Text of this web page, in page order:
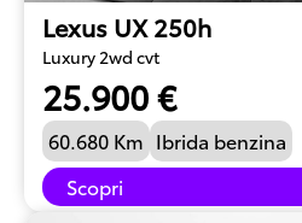
Lexus UX 250h
Luxury 2wd cvt
25.900 €
60.680 Km Ibrida benzina
Scopri